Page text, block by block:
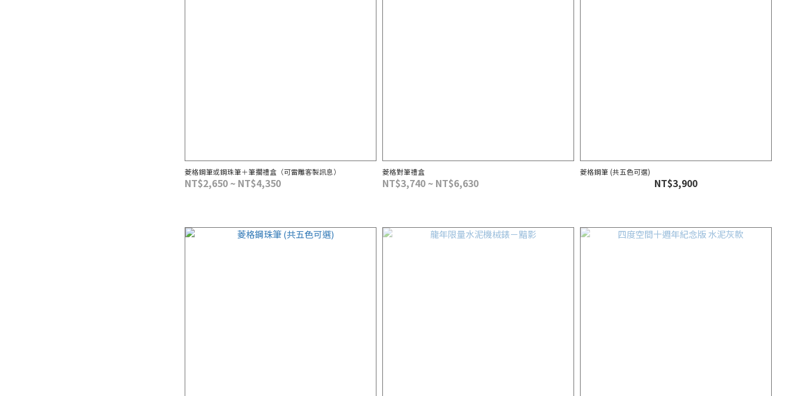
菱格鋼筆或鋼珠筆＋筆擱禮盒（可雷雕客製訊息）
NT$2,650 ~ NT$4,350
菱格對筆禮盒
NT$3,740 ~ NT$6,630
菱格鋼筆 (共五色可選)
NT$3,900